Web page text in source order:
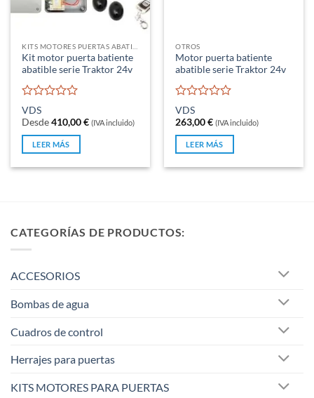
Kit motor puerta batiente
abatible serie Traktor 24v
Valorado
con
0
de
5
VDS
Desde410,00€ (IVA incluido)
LEER MÁS
OTROS
Motor puerta batiente
abatible serie Traktor 24v
Valorado
con
0
de
5
VDS
263,00€ (IVA incluido)
LEER MÁS
CATEGORÍAS DE PRODUCTOS:
ACCESORIOS
Bombas de agua
Cuadros de control
Herrajes para puertas
KITS MOTORES PARA PUERTAS